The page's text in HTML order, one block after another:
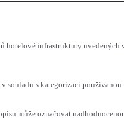
infrastruktury uvedených
souladu s kategorizací
může označovat